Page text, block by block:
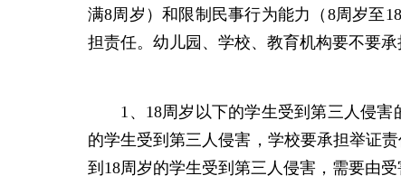
满8周岁）和限制民事行为能力（8周岁至
担责任。幼儿园、学校、教育机构要不要
1、18周岁以下的学生受到第三人侵害
的学生受到第三人侵害，学校要承担举证
到18周岁的学生受到第三人侵害，需要由受